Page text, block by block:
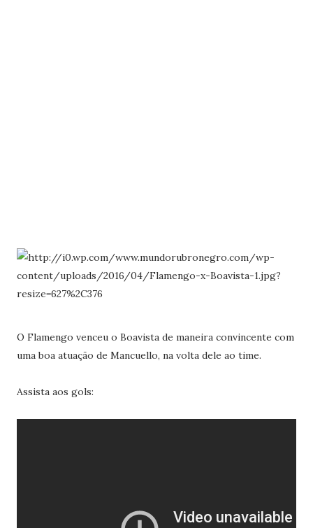
O Flamengo venceu o Boavista de maneira convincente com
uma boa atuação de Mancuello, na volta dele ao time.
Assista aos gols: